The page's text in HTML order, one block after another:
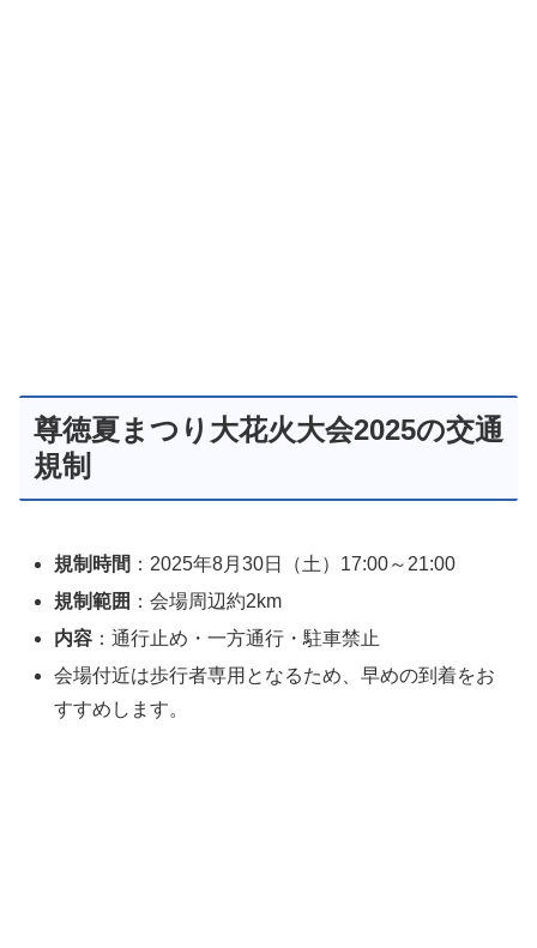
尊徳夏まつり大花火大会2025の交通
規制
規制時間 ：2025年8月30日（土）17:00～21:00
規制範囲 ：会場周辺約2km
内容 ：通行止め・一方通行・駐車禁止
会場付近は歩行者専用となるため、早めの到着をお
すすめします。